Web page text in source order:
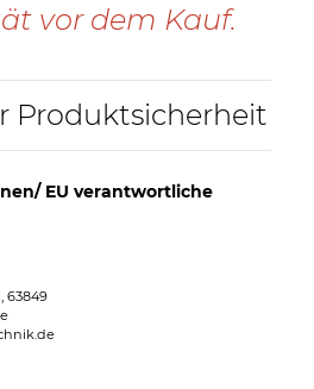
vor dem Kauf.
Produktsicherheit
EU verantwortliche
63849